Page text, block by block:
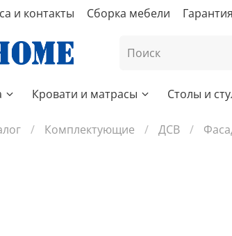
и контакты Сборка мебели Гарантия
Кровати и матрасы Столы и
Комплектующие ДСВ